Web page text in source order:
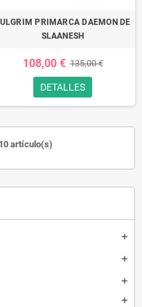
add
add
add
add
PRIMARCA DAEMON DE
SLAANESH
108,00 € 135,00 €
DETALLES
artículo(s)